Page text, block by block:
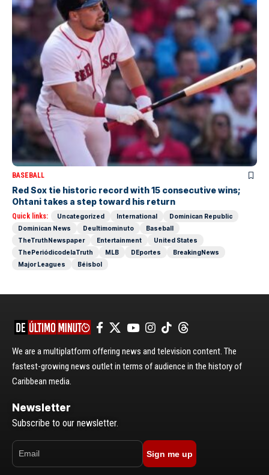
BASEBALL
Red Sox tie historic record with 15 consecutive wins;
Ohtani takes a step toward his return
Quick links: Uncategorized International
Dominican Republic
Dominican News
Deultimominuto
Baseball
TheTruthNewspaper
Entertainment
United States
ThePeriódicodelaTruth
MLB DEportes
BreakingNews
Major Leagues
Béisbol
We are a multiplatform offering news and television content. The
fastest-growing news outlet in terms of audience in the history of
Caribbean media.
Newsletter
Subscribe to our newsletter.
Sign me up